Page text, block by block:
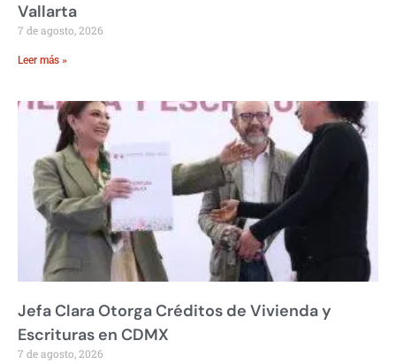
Vallarta
7 de agosto, 2026
Leer más »
Jefa Clara Otorga Créditos de Vivienda y
Escrituras en CDMX
7 de agosto, 2026